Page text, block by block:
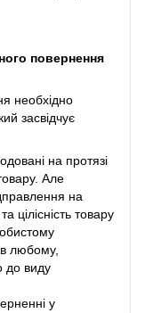
повернення
необхідно
засвідчує
на протязі
Але
на
цілісність товару
любому,
до виду
у